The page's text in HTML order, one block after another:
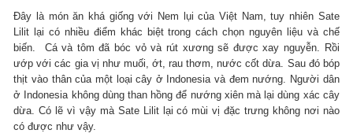
Đây là món ăn khá giống với Nem lụi của Việt Nam, tuy nhiên Sate
Lilit lại có nhiều điểm khác biệt trong cách chọn nguyên liệu và chế
biến. Cá và tôm đã bóc vỏ và rút xương sẽ được xay nguyễn. Rồi
ướp với các gia vị như muối, ớt, rau thơm, nước cốt dừa. Sau đó bóp
thịt vào thân của một loại cây ở Indonesia và đem nướng. Người dân
ở Indonesia không dùng than hồng để nướng xiên mà lại dùng xác cây
dừa. Có lẽ vì vậy mà Sate Lilit lại có mùi vị đặc trưng không nơi nào
có được như vậy.